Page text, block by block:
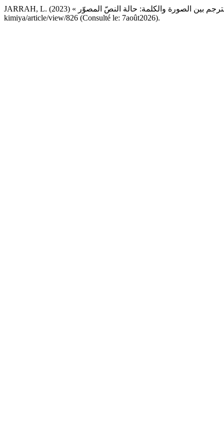
kimiya/article/view/826 (Consulté le: 7août2026).